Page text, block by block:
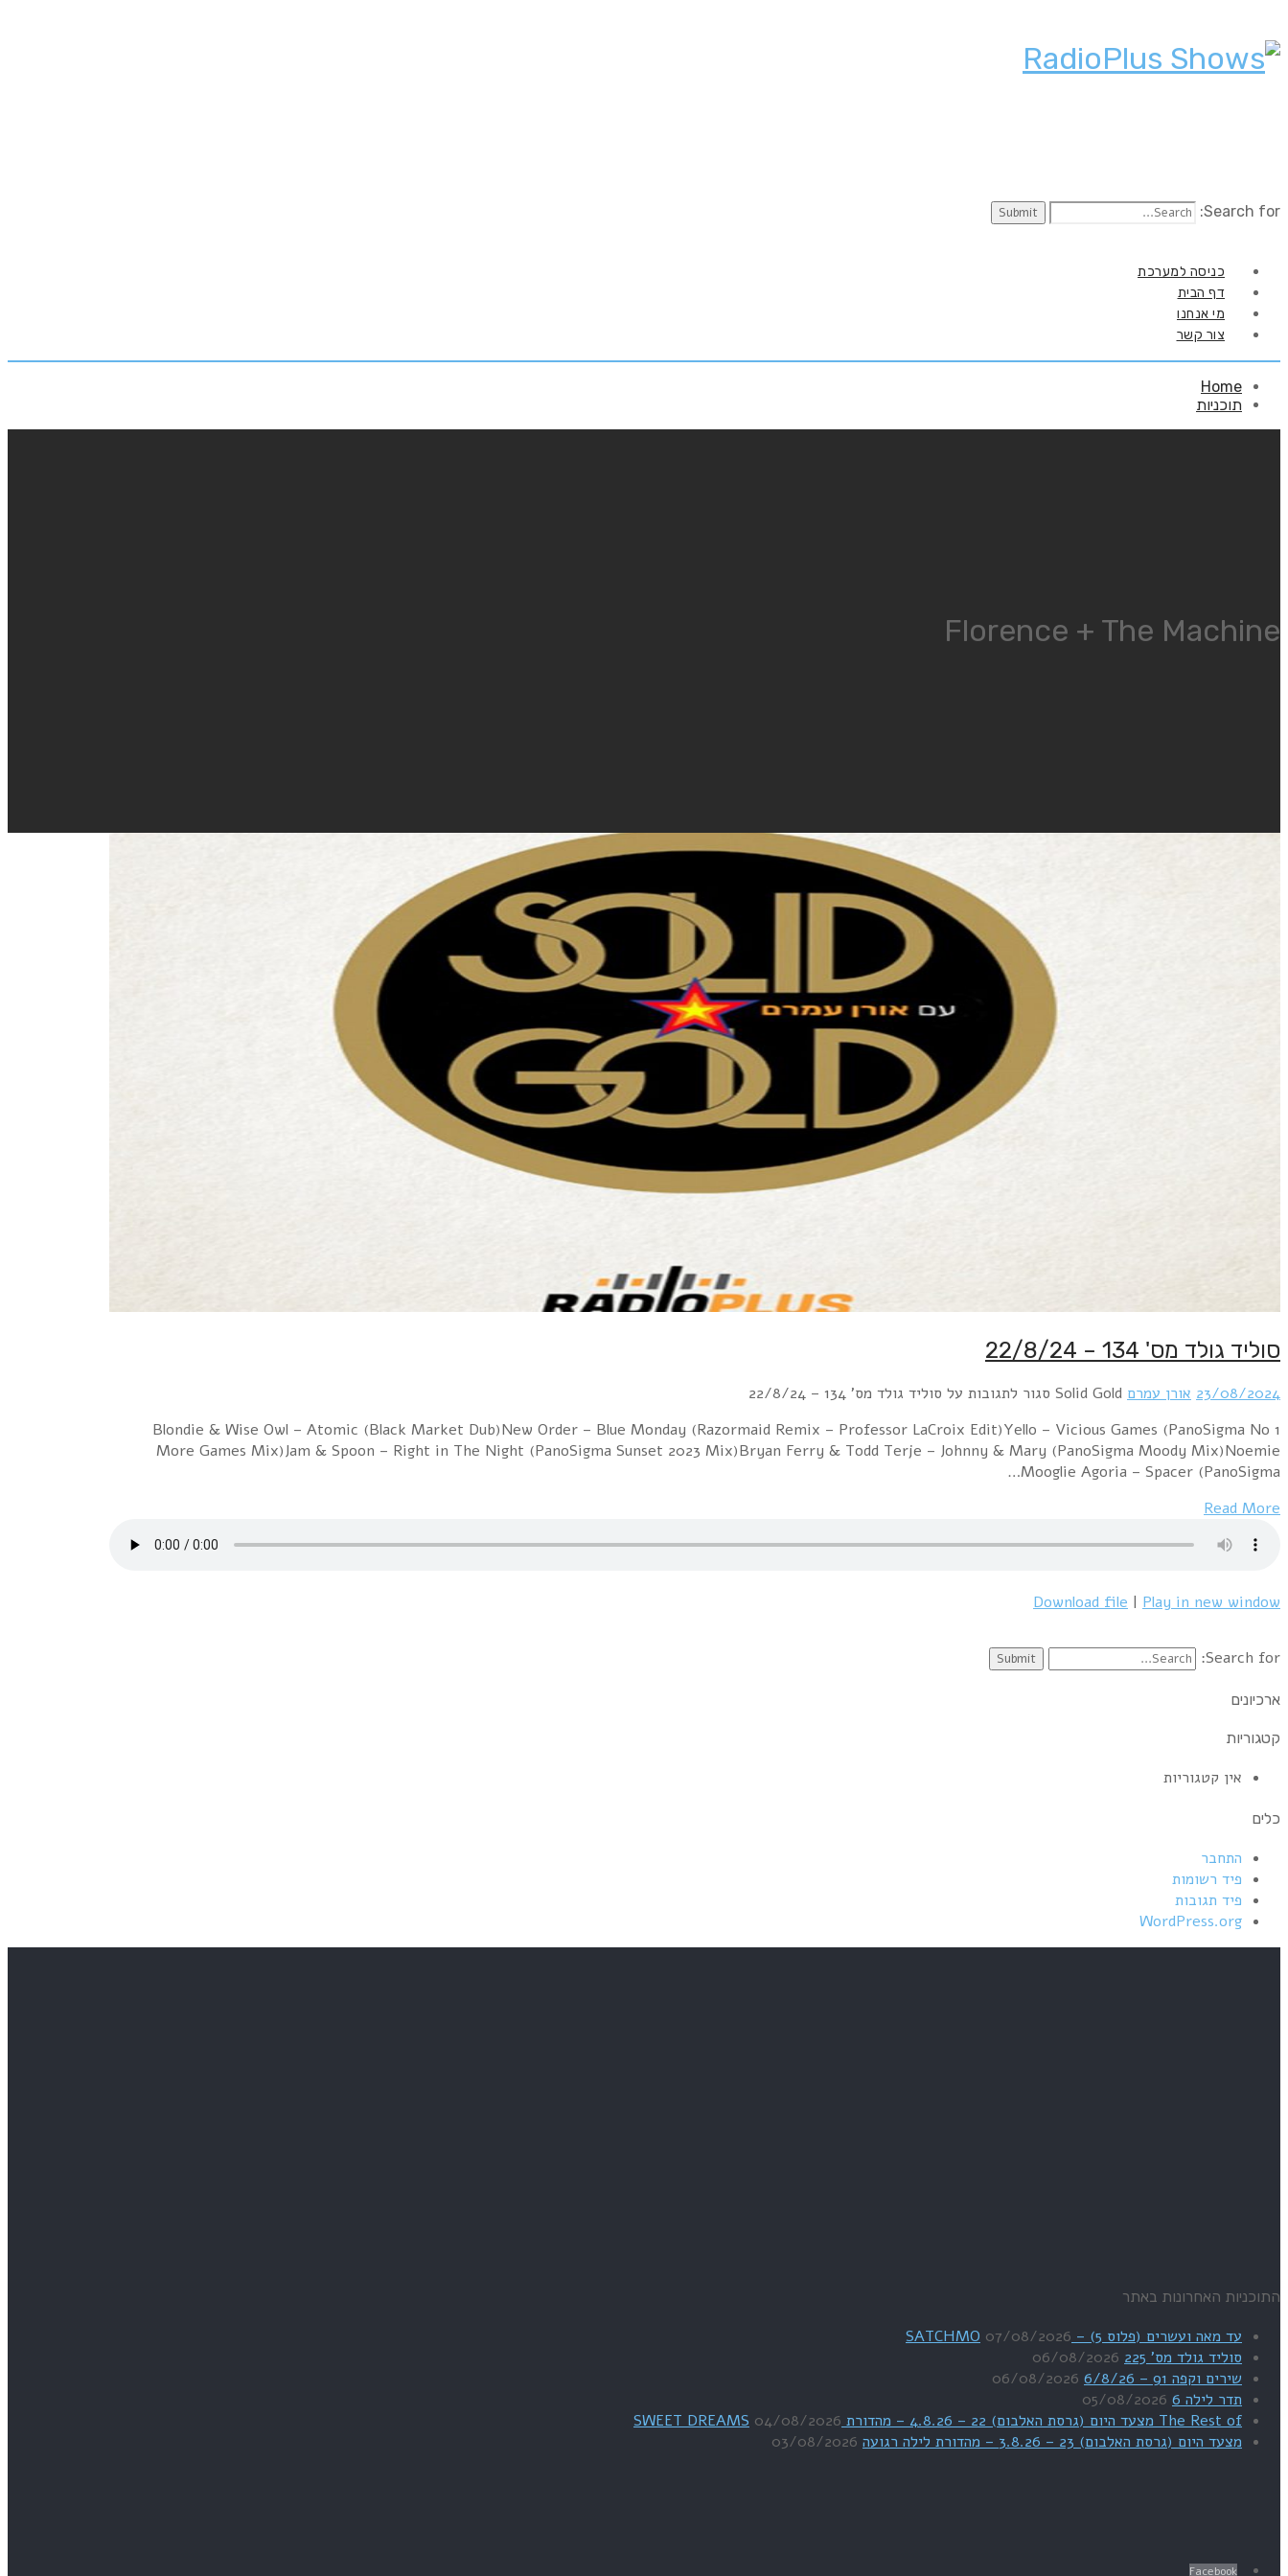
Search for:
כניסה למערכת
דף הבית
מי אנחנו
צור קשר
Home
תוכניות
Florence + The Machine
סוליד גולד מס' 134 – 22/8/24
23/08/2024 אורן עמרם Solid Gold סגור לתגובות על סוליד גולד מס' 134 – 22/8/24
1 Blondie & Wise Owl – Atomic (Black Market Dub)New Order – Blue Monday (Razormaid Remix – Professor LaCroix Edit)Yello – Vicious Games (PanoSigma No
More Games Mix)Jam & Spoon – Right in The Night (PanoSigma Sunset 2023 Mix)Bryan Ferry & Todd Terje – Johnny & Mary (PanoSigma Moody Mix)Noemie
Mooglie Agoria – Spacer (PanoSigma…
Read More
Download file | Play in new window
Search for:
ארכיונים
קטגוריות
אין קטגוריות
כלים
התחבר
פיד רשומות
פיד תגובות
WordPress.org
התוכניות האחרונות באתר
עד מאה ועשרים (פלוס 5) – SATCHMO
07/08/2026
סוליד גולד מס' 225
06/08/2026
שירים וקפה 91 – 6/8/26
06/08/2026
תדר לילה 6
05/08/2026
The Rest of מצעד היום (גרסת האלבום) 22 – 4.8.26 – מהדורת SWEET DREAMS
04/08/2026
מצעד היום (גרסת האלבום) 23 – 3.8.26 – מהדורת לילה רגועה
03/08/2026
Facebook